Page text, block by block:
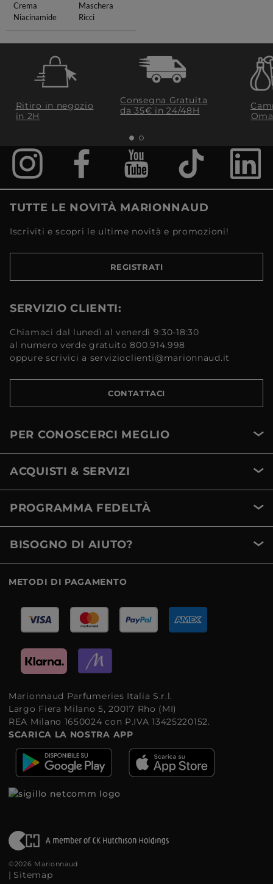
Crema
Niacinamide
Maschera
Ricci
Ritiro in negozio
in 2H
Consegna Gratuita
da 35€​ in 24/48H
TUTTE LE NOVITÀ MARIONNAUD
Iscriviti e scopri le ultime novità e promozioni!
REGISTRATI
SERVIZIO CLIENTI:
Chiamaci dal lunedì al venerdì 9:30-18:30
al numero verde gratuito 800.914.998
oppure scrivici a servizioclienti@marionnaud.it
CONTATTACI
PER CONOSCERCI MEGLIO
ACQUISTI & SERVIZI
PROGRAMMA FEDELTÀ
BISOGNO DI AIUTO?
METODI DI PAGAMENTO
Marionnaud Parfumeries Italia S.r.l.
Largo Fiera Milano 5, 20017 Rho (MI)
REA Milano 1650024 con P.IVA 13425220152.
SCARICA LA NOSTRA APP
©2026 Marionnaud
| Sitemap